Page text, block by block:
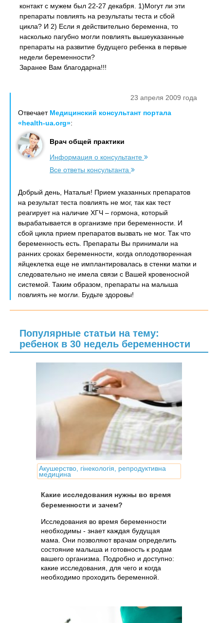
контакт с мужем был 22-27 декабря. 1)Могут ли эти
препараты повлиять на результаты теста и сбой
цикла? И 2) Если я действительно беременна, то
насколько пагубно могли повлиять вышеуказанные
препараты на развитие будущего ребенка в первые
недели беременности?
Заранее Вам благодарна!!!
23 апреля 2009 года
Отвечает Медицинский консультант портала
«health-ua.org»:
Врач общей практики
Информация о консультанте
Все ответы консультанта
Добрый день, Наталья! Прием указанных препаратов
на результат теста повлиять не мог, так как тест
реагирует на наличие ХГЧ – гормона, который
вырабатывается в организме при беременности. И
сбой цикла прием препаратов вызвать не мог. Так что
беременность есть. Препараты Вы принимали на
ранних сроках беременности, когда оплодотворенная
яйцеклетка еще не имплантировалась в стенки матки и
следовательно не имела связи с Вашей кровеносной
системой. Таким образом, препараты на малыша
повлиять не могли. Будьте здоровы!
Популярные статьи на тему:
ребенок в 30 недель беременности
Акушерство, гінекологія, репродуктивна
медицина
Какие исследования нужны во время
беременности и зачем?
Исследования во время беременности
необходимы - знает каждая будущая
мама. Они позволяют врачам определить
состояние малыша и готовность к родам
вашего организма. Подробно и доступно:
какие исследования, для чего и когда
необходимо проходить беременной.